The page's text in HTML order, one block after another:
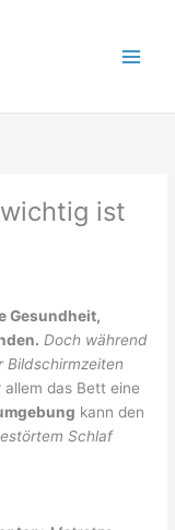
ist
Gesundheit,
Doch während
Bildschirmzeiten
allem das Bett eine
kann den
Schlaf